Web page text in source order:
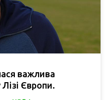
важлива
Лізі Європи.